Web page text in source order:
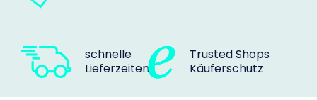
schnelle
Lieferzeiten
Trusted Shops
Käuferschutz